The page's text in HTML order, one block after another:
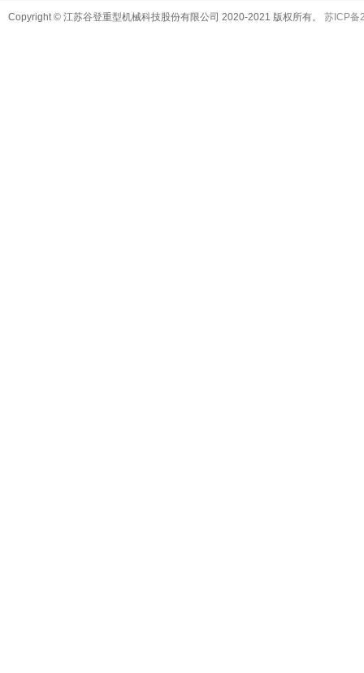
Copyright © 江苏谷登重型机械科技股份有限公司 2020-2021 版权所有。 苏ICP备